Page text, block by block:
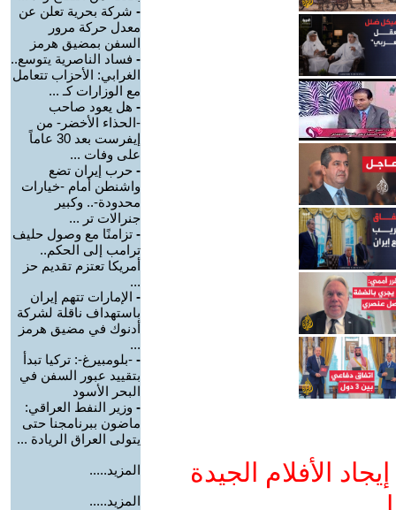
الأفلام الجيدة
- شركة بحرية تعلن عن
معدل حركة مرور
السفن بمضيق هرمز
- فساد الناصرية يتوسع..
الغرابي: الأحزاب تتعامل
مع الوزارات كـ ...
- هل يعود صاحب
-الحذاء الأخضر- من
إيفرست بعد 30 عاماً
على وفات ...
- حرب إيران تضع
واشنطن أمام -خيارات
محدودة-.. وكبير
جنرالات تر ...
- تزامنًا مع وصول حليف
ترامب إلى الحكم..
أمريكا تعتزم تقديم حز
...
- الإمارات تتهم إيران
باستهداف ناقلة لشركة
أدنوك في مضيق هرمز
...
- -بلومبيرغ-: تركيا تبدأ
بتقييد عبور السفن في
البحر الأسود
- وزير النفط العراقي:
ماضون ببرنامجنا حتى
يتولى العراق الريادة ...
المزيد.....
المزيد.....